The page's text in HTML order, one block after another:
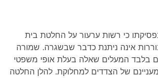
כי רשות ערעור על החלטת בית
אינה ניתנת כדבר שבשגרה. שמורה
בלבד המעלים שאלה בעלת אופי משפטי
מעניינם של הצדדים למחלוקת. להלן החלטה